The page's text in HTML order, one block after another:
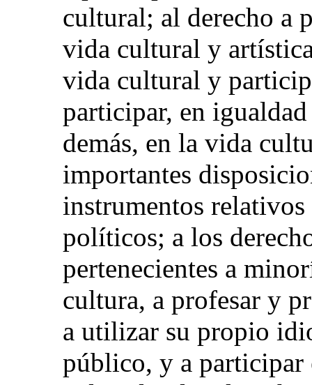
cultural; al derecho a
vida cultural y
vida cultural y
participar, en
demás, en la vida
importantes
instrumentos
políticos; a los
pertenecientes a
cultura, a profesar y
a utilizar su propio
público, y a participar